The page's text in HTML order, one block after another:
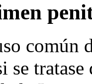
común
se